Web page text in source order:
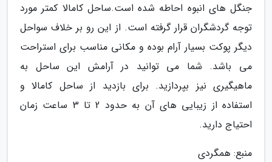
جنگل های انبوه احاطه شده است.ساحل کامالا کمتر مورد
توجه گردشگران قرار گرفته است. از این رو بر خلاف سواحل
دیگر پوکت بسیار آرام بوده و مکانی مناسب برای استراحت
می باشد. شما می توانید در آرامش این ساحل به
ماهیگیری نیز بپردازید. برای بازدید از ساحل کامالا و
استفاده از زیبایی های آن به حدود 2 تا 3 ساعت زمان
احتیاج دارید.
منبع: همگردی